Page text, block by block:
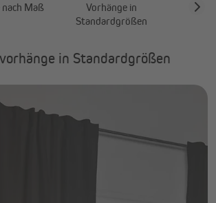
Maß
Vorhänge in
Standardgrößen
in Standardgrößen